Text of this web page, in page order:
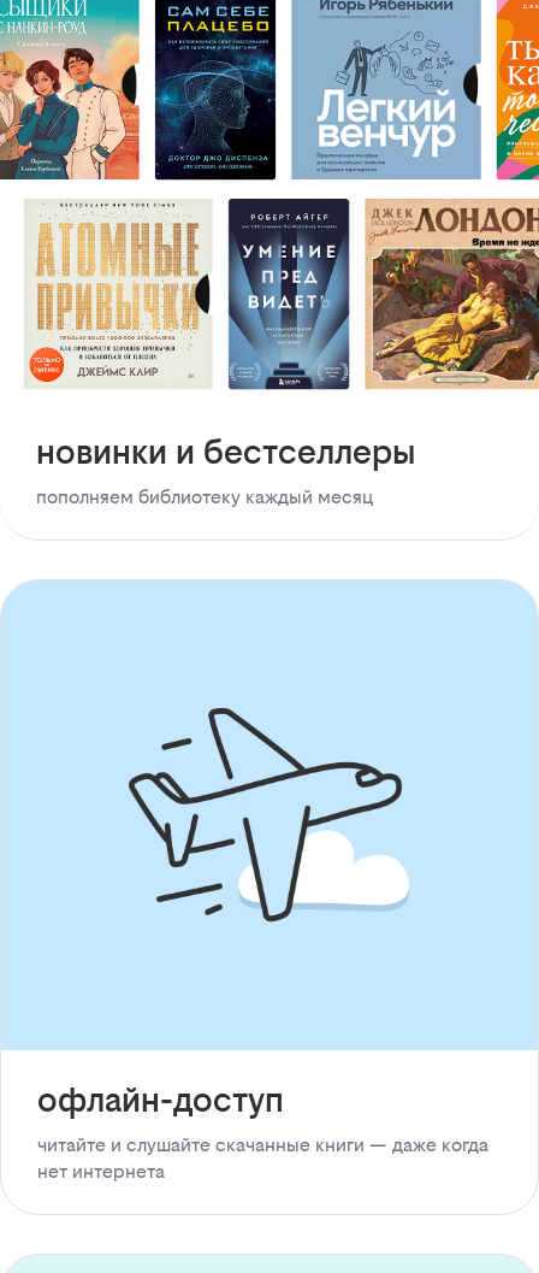
новинки и бестселлеры
пополняем библиотеку каждый месяц
офлайн-доступ
читайте и слушайте скачанные книги — даже когда
нет интернета